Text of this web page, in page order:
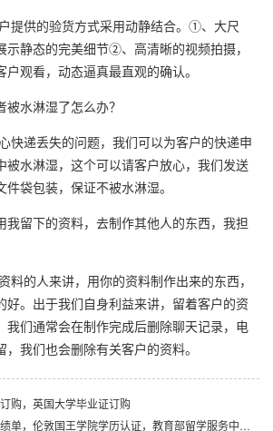
提供的验货方式采用动静结合。①、大尺
示静态的完美细节②、高清晰的视频拍摄，
观看，动态逼真最直观的确认。
水淋湿了怎么办？
快递丢失的问题，我们可以为客户的快递申
被水淋湿，这个可以请客户放心，我们发送
袋包装，保证不被水淋湿。
我留下的资料，去制作其他人的东西，我担
料的人来讲，用你的资料制作出来的东西，
好。出于我们自身利益来讲，留着客户的资
我们通常会在制作完成后删除聊天记录，电
我们也会删除有关客户的资料。
购，英国大学毕业证订购
下一篇：伦敦国王学院成绩单，伦敦国王学院学历认证，教育部留学服务中心认证书